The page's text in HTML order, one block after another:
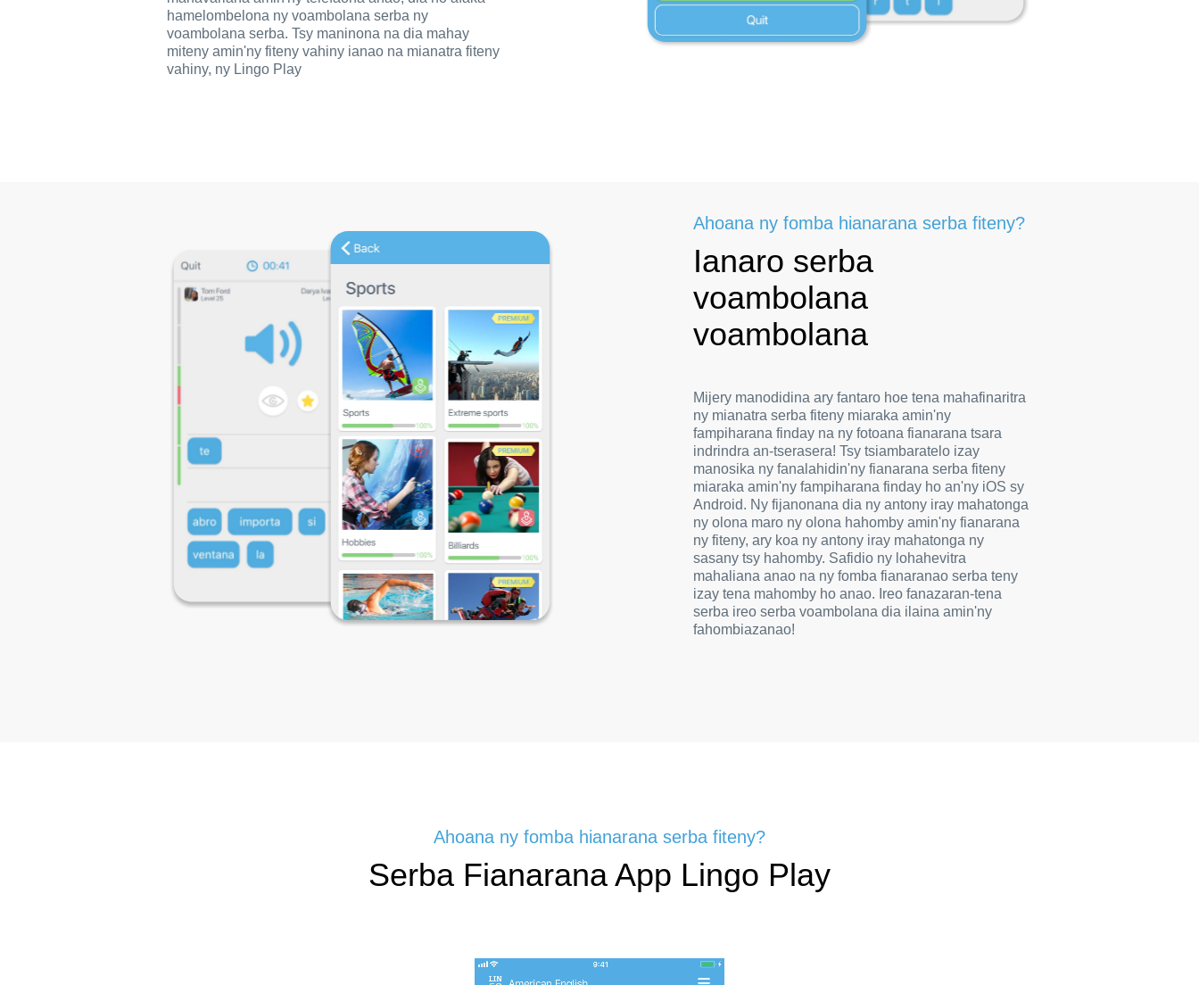
hamelombelona ny voambolana serba ny
voambolana serba. Tsy maninona na dia mahay
miteny amin'ny fiteny vahiny ianao na mianatra fiteny
vahiny, ny Lingo Play
Ahoana ny fomba hianarana serba fiteny?
Ianaro serba
voambolana
voambolana
Mijery manodidina ary fantaro hoe tena mahafinaritra
ny mianatra serba fiteny miaraka amin'ny
fampiharana finday na ny fotoana fianarana tsara
indrindra an-tserasera! Tsy tsiambaratelo izay
manosika ny fanalahidin'ny fianarana serba fiteny
miaraka amin'ny fampiharana finday ho an'ny iOS sy
Android. Ny fijanonana dia ny antony iray mahatonga
ny olona maro ny olona hahomby amin'ny fianarana
ny fiteny, ary koa ny antony iray mahatonga ny
sasany tsy hahomby. Safidio ny lohahevitra
mahaliana anao na ny fomba fianaranao serba teny
izay tena mahomby ho anao. Ireo fanazaran-tena
serba ireo serba voambolana dia ilaina amin'ny
fahombiazanao!
Ahoana ny fomba hianarana serba fiteny?
Serba Fianarana App Lingo Play